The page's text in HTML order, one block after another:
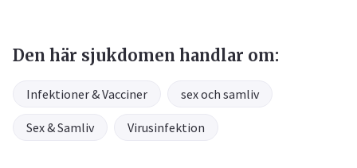
Den här sjukdomen handlar om:
Infektioner & Vacciner sex och samliv
Sex & Samliv Virusinfektion